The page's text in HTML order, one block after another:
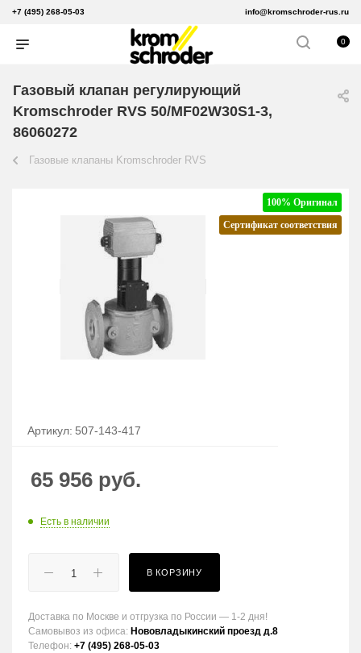
+7 (495) 268-05-03 info@kromschroder-rus.ru
0
Газовый клапан регулирующий
Kromschroder RVS 50/MF02W30S1-3,
86060272
Газовые клапаны Kromschroder RVS
100% Оригинал
Сертификат соответствия
Артикул: 507-143-417
65 956 руб.
Есть в наличии
В КОРЗИНУ
Доставка по Москве и отгрузка по России — 1-2 дня!
Самовывоз из офиса: Нововладыкинский проезд д.8
Телефон: +7 (495) 268-05-03